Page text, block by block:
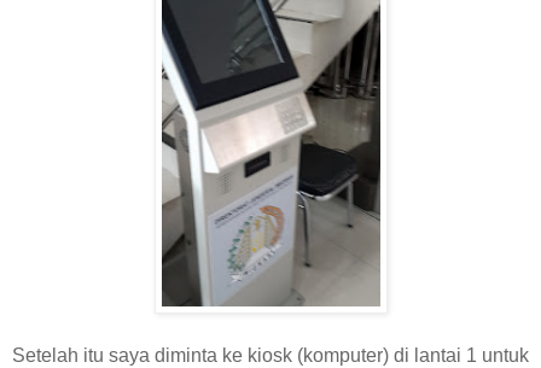
Setelah itu saya diminta ke kiosk (komputer) di lantai 1 untuk